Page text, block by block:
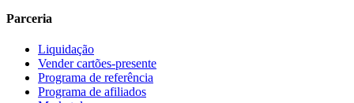
Parceria
Liquidação
Vender cartões-presente
Programa de referência
Programa de afiliados